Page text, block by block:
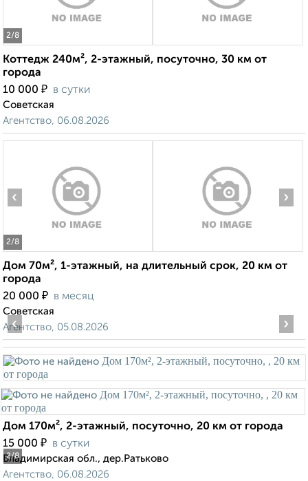
2/8
Коттедж 240м², 2-этажный, посуточно, 30 км от
города
10 000 ₽ в сутки
Советская
Агентство, 06.08.2026
2/8
‹ ›
Дом 70м², 1-этажный, на длительный срок, 20 км от
города
20 000 ₽ в месяц
Советская
Агентство, 05.08.2026
2/8
‹ ›
Дом 170м², 2-этажный, посуточно, 20 км от города
15 000 ₽ в сутки
Владимирская обл., дер.Ратьково
Агентство, 06.08.2026